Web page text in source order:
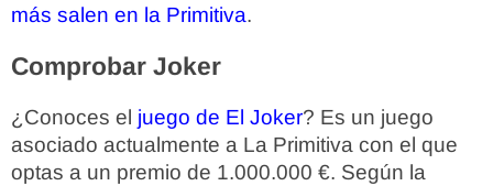
más salen en la Primitiva.
Comprobar Joker
¿Conoces el juego de El Joker? Es un juego
asociado actualmente a La Primitiva con el que
optas a un premio de 1.000.000 €. Según la